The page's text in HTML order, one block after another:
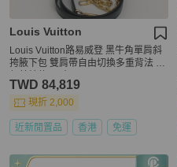
Louis Vuitton
Louis Vuitton路易威登 黑牛角單肩斜
挎腋下包 雙肩帶自由切換多重背法 25
TWD 84,819
現折 2,000
近新閒置品 香港 免運